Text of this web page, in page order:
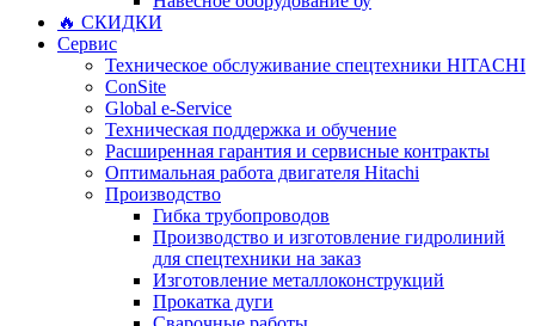
🔥 СКИДКИ
Сервис
Техническое обслуживание спецтехники HITACHI
ConSite
Global e-Service
Техническая поддержка и обучение
Расширенная гарантия и сервисные контракты
Оптимальная работа двигателя Hitachi
Производство
Гибка трубопроводов
Производство и изготовление гидролиний
для спецтехники на заказ
Изготовление металлоконструкций
Прокатка дуги